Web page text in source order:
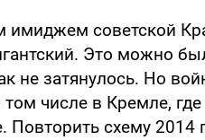
имиджем советской
Это можно
не затянулось. Но
числе в Кремле, где
Повторить схему 2014